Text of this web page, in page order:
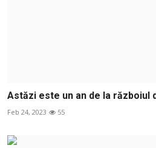
Astăzi este un an de la războiul
Feb 24, 2023 55